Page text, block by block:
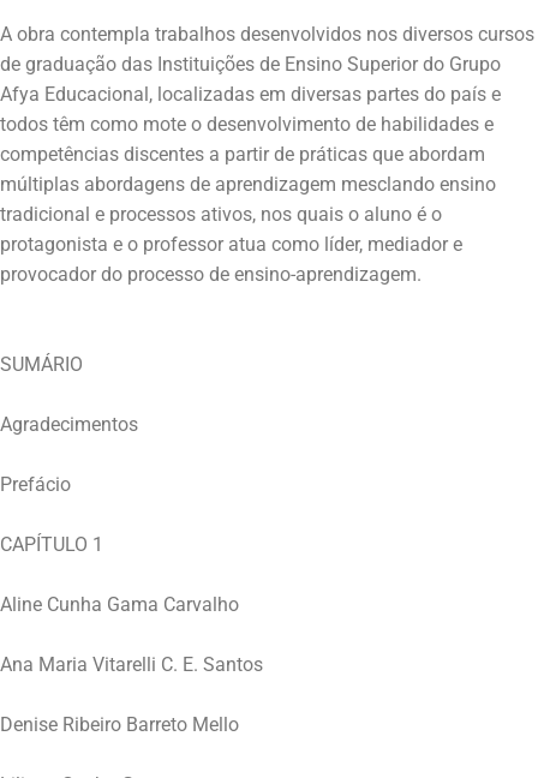
A obra contempla trabalhos desenvolvidos nos diversos cursos
de graduação das Instituições de Ensino Superior do Grupo
Afya Educacional, localizadas em diversas partes do país e
todos têm como mote o desenvolvimento de habilidades e
competências discentes a partir de práticas que abordam
múltiplas abordagens de aprendizagem mesclando ensino
tradicional e processos ativos, nos quais o aluno é o
protagonista e o professor atua como líder, mediador e
SUMÁRIO
Agradecimentos
Prefácio
CAPÍTULO 1
Aline Cunha Gama Carvalho
Ana Maria Vitarelli C. E. Santos
Denise Ribeiro Barreto Mello